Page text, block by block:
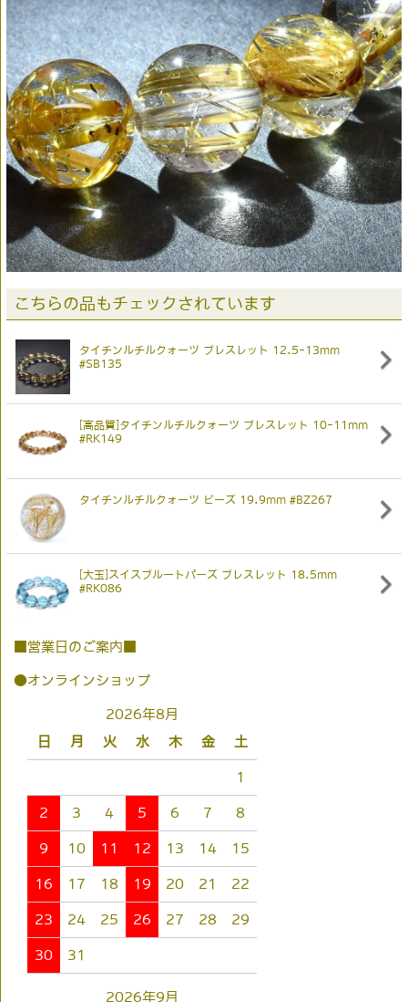
こちらの品もチェックされています
タイチンルチルクォーツ ブレスレット 12.5-13mm
#SB135
[高品質]タイチンルチルクォーツ ブレスレット 10-11mm
#RK149
タイチンルチルクォーツ ビーズ 19.9mm #BZ267
[大玉]スイスブルートパーズ ブレスレット 18.5mm
#RK086
■営業日のご案内■
●オンラインショップ
2026年8月
日
月 火 水 木 金 土
1
2 3 4 5 6 7 8
9 10 11 12 13 14 15
16 17 18 19 20 21 22
23 24 25 26 27 28 29
30 31
2026年9月